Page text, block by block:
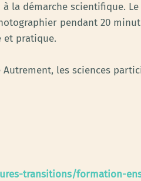
démarche scientifique.
pendant 20
et pratique.
les sciences
transitions/formation-